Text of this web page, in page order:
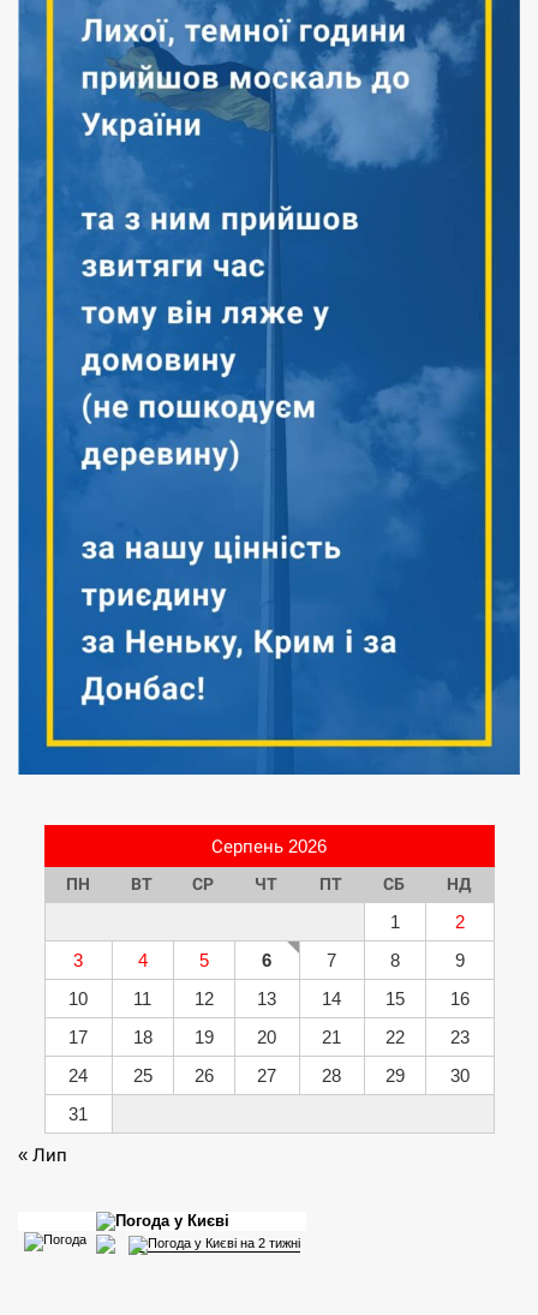
Серпень 2026
ПН ВТ СР ЧТ ПТ СБ НД
1
2
3
4 5 6 7 8
9
10
11 12 13 14 15
16
17
18 19 20 21 22
23
24
25 26 27 28 29
30
31
« Лип